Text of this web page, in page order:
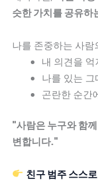
슷한 가치를 공유하
나를 존중하는 사람
내 의견을
나를 있는
곤란한 순간
"사람은 누구와 함
변합니다."
친구 범주 스스